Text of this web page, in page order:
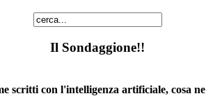
Il Sondaggione!!
scritti con l'intelligenza artificiale, cosa ne